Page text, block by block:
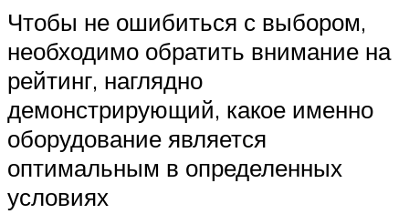
Чтобы не ошибиться с выбором,
необходимо обратить внимание на
рейтинг, наглядно
демонстрирующий, какое именно
оборудование является
оптимальным в определенных
условиях